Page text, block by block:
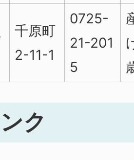
千原町
2-11-1
0725-
21-201
5
ク